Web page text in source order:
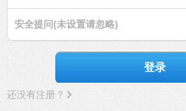
安全提问(未设置请忽略)
登录
还没有注册？